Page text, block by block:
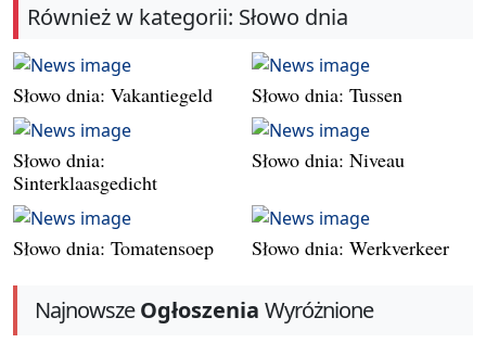
Również w kategorii: Słowo dnia
Słowo dnia: Vakantiegeld Słowo dnia: Tussen
Słowo dnia:
Sinterklaasgedicht
Słowo dnia: Niveau
Słowo dnia: Tomatensoep Słowo dnia: Werkverkeer
NajnowszeOgłoszenia Wyróżnione